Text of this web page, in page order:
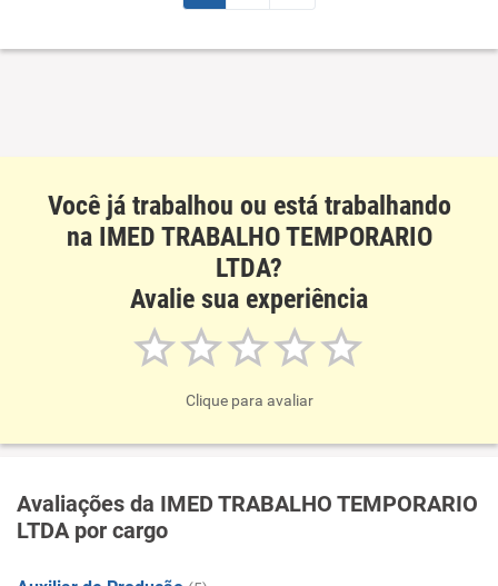
Você já trabalhou ou está trabalhando
na IMED TRABALHO TEMPORARIO
LTDA?
Avalie sua experiência
Clique para avaliar
Avaliações da IMED TRABALHO TEMPORARIO
LTDA por cargo